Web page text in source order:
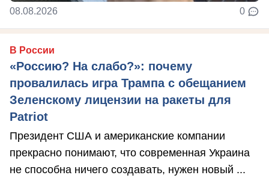
08.08.2026 0
В России
«Россию? На слабо?»: почему
провалилась игра Трампа с обещанием
Зеленскому лицензии на ракеты для
Patriot
Президент США и американские компании
прекрасно понимают, что современная Украина
не способна ничего создавать, нужен новый ...